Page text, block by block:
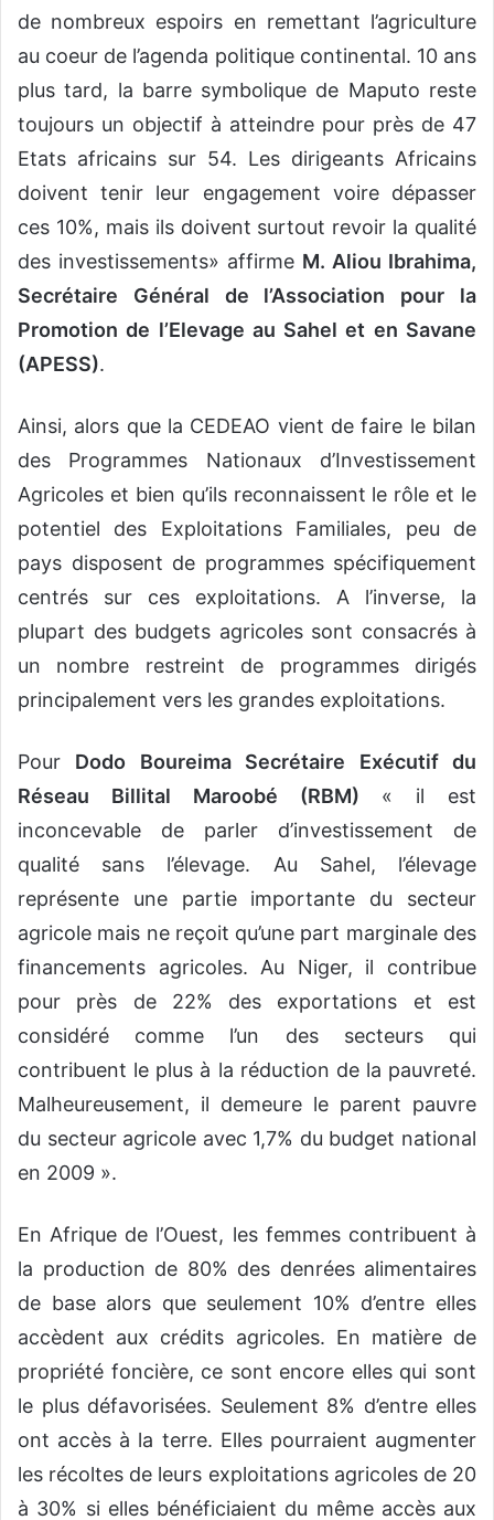
de nombreux espoirs en remettant l’agriculture
au coeur de l’agenda politique continental. 10 ans
plus tard, la barre symbolique de Maputo reste
toujours un objectif à atteindre pour près de 47
Etats africains sur 54. Les dirigeants Africains
doivent tenir leur engagement voire dépasser
ces 10%, mais ils doivent surtout revoir la qualité
des investissements» affirme M. Aliou Ibrahima,
Secrétaire Général de l’Association pour la
Promotion de l’Elevage au Sahel et en Savane
(APESS).
Ainsi, alors que la CEDEAO vient de faire le bilan
des Programmes Nationaux d’Investissement
Agricoles et bien qu’ils reconnaissent le rôle et le
potentiel des Exploitations Familiales, peu de
pays disposent de programmes spécifiquement
centrés sur ces exploitations. A l’inverse, la
plupart des budgets agricoles sont consacrés à
un nombre restreint de programmes dirigés
principalement vers les grandes exploitations.
Pour Dodo Boureima Secrétaire Exécutif du
Réseau Billital Maroobé (RBM) « il est
inconcevable de parler d’investissement de
qualité sans l’élevage. Au Sahel, l’élevage
représente une partie importante du secteur
agricole mais ne reçoit qu’une part marginale des
financements agricoles. Au Niger, il contribue
pour près de 22% des exportations et est
considéré comme l’un des secteurs qui
contribuent le plus à la réduction de la pauvreté.
Malheureusement, il demeure le parent pauvre
du secteur agricole avec 1,7% du budget national
en 2009 ».
En Afrique de l’Ouest, les femmes contribuent à
la production de 80% des denrées alimentaires
de base alors que seulement 10% d’entre elles
accèdent aux crédits agricoles. En matière de
propriété foncière, ce sont encore elles qui sont
le plus défavorisées. Seulement 8% d’entre elles
ont accès à la terre. Elles pourraient augmenter
les récoltes de leurs exploitations agricoles de 20
à 30% si elles bénéficiaient du même accès aux